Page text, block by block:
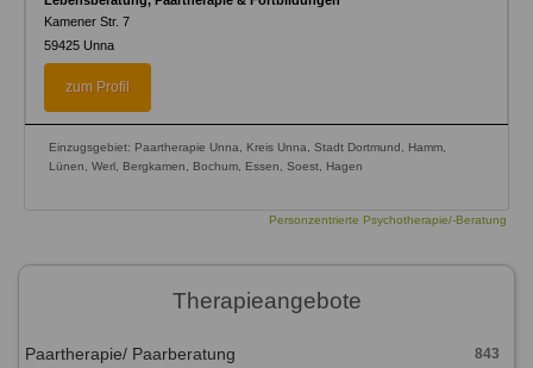
Kamener Str. 7
59425 Unna
zum Profil
Einzugsgebiet: Paartherapie Unna, Kreis Unna, Stadt Dortmund, Hamm,
Lünen, Werl, Bergkamen, Bochum, Essen, Soest, Hagen
Personzentrierte Psychotherapie/-Beratung
Therapieangebote
Paartherapie/ Paarberatung 843